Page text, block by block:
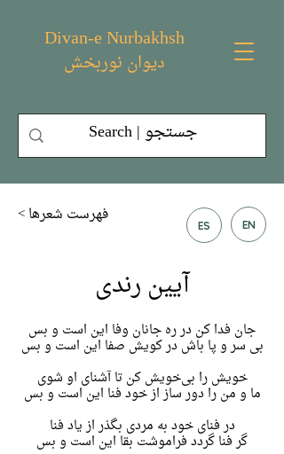
Divan-e Nurbakhsh
دیوان نوربخش
< فهرست شعر‌ها ES EN
آیین رندی
جان فدا کن در ره جانان وفا این است و بس
بی سر و پا باش در کویش صفا این است و بس
خویش را بی‌خویش کن تا آشنای او شوی
ما و من را دور ساز از خود فنا این است و بس
در فنای خود به مردی بگذر از یاد فنا
گر فنا گردد فراموشت بقا این است و بس